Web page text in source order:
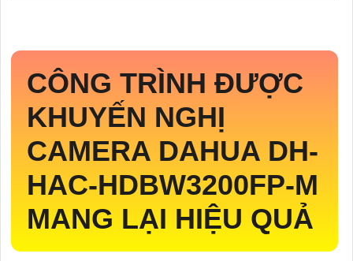
CÔNG TRÌNH ĐƯỢC
KHUYẾN NGHỊ
CAMERA DAHUA DH-
HAC-HDBW3200FP-M
MANG LẠI HIỆU QUẢ